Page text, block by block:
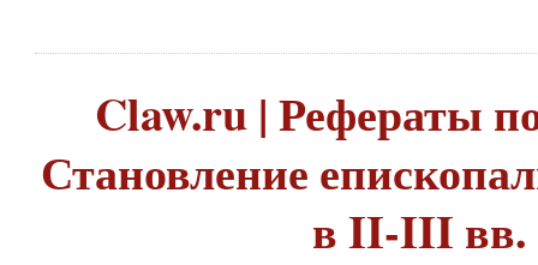
Claw.ru | Рефераты
Становление
в II-III вв.